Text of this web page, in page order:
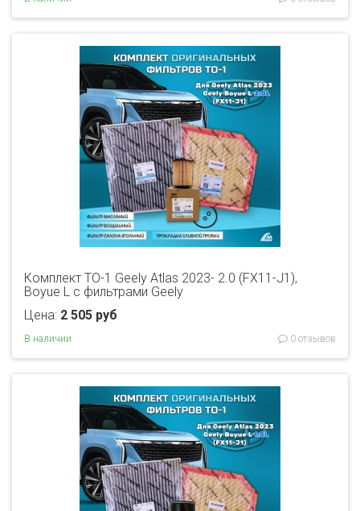
Комплект ТО-1 Geely Atlas 2023- 2.0 (FX11-J1),
Boyue L с фильтрами Geely
Цена: 2 505 руб
В наличии 0 отзывов